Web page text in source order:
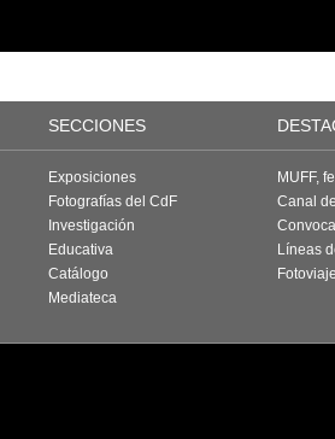
SECCIONES
Exposiciones
Fotografías del CdF
Investigación
Educativa
Catálogo
Mediateca
MUFF,
Canal
Líneas